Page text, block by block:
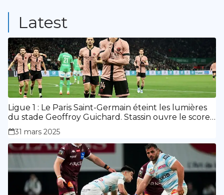
Latest
Ligue 1 : Le Paris Saint-Germain éteint les lumières
du stade Geoffroy Guichard. Stassin ouvre le score,
doublé de Doué.
31 mars 2025